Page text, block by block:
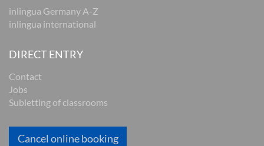
inlingua Germany A-Z
inlingua international
DIRECT ENTRY
Contact
Jobs
Subletting of classrooms
Cancel online booking